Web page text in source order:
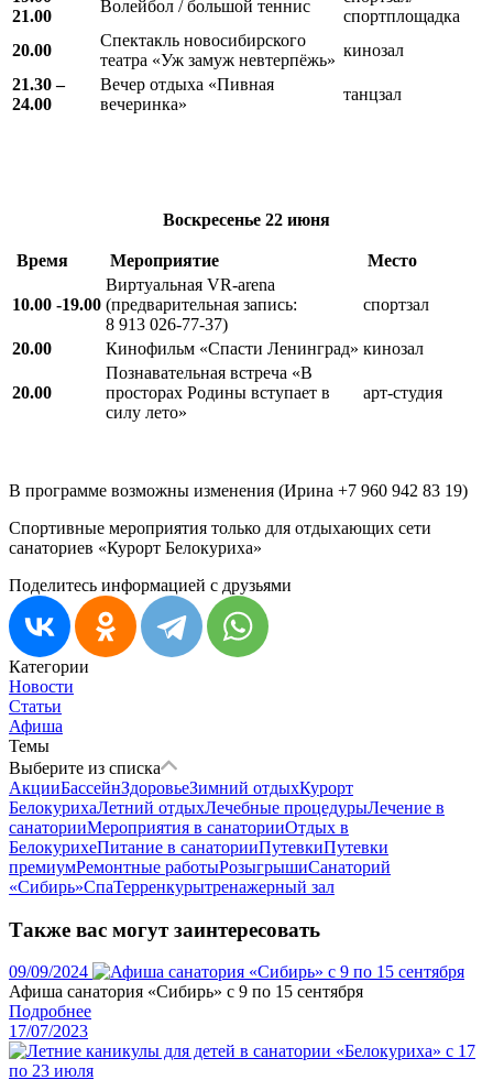
21.00
Волейбол / большой теннис
спортплощадка
20.00
Спектакль новосибирского
театра «Уж замуж невтерпёжь»
кинозал
21.30 –
24.00
Вечер отдыха «Пивная
вечеринка»
танцзал
Воскресенье 22 июня
Время Мероприятие Место
10.00 -19.00
Виртуальная VR-arena
(предварительная запись:
8 913 026-77-37)
спортзал
20.00 Кинофильм «Спасти Ленинград» кинозал
20.00
Познавательная встреча «В
просторах Родины вступает в
силу лето»
арт-студия
В программе возможны изменения (Ирина +7 960 942 83 19)
Спортивные мероприятия только для отдыхающих сети
санаториев «Курорт Белокуриха»
Поделитесь информацией с друзьями
Категории
Новости
Статьи
Афиша
Темы
Выберите из списка
АкцииБассейнЗдоровьеЗимний отдыхКурорт
БелокурихаЛетний отдыхЛечебные процедурыЛечение в
санаторииМероприятия в санаторииОтдых в
БелокурихеПитание в санаторииПутевкиПутевки
премиумРемонтные работыРозыгрышиСанаторий
«Сибирь»СпаТерренкурытренажерный зал
Также вас могут заинтересовать
09/09/2024
Афиша санатория «Сибирь» с 9 по 15 сентября
Подробнее
17/07/2023